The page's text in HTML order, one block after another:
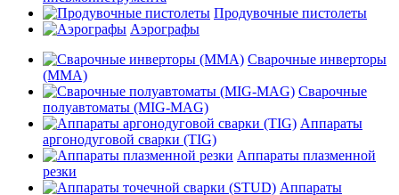
Продувочные пистолеты
Аэрографы
Сварочные инверторы
(MMA)
Сварочные
полуавтоматы (MIG-MAG)
Аппараты
аргонодуговой сварки (TIG)
Аппараты плазменной
резки
Аппараты